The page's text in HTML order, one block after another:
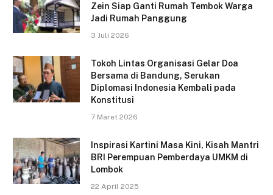
Zein Siap Ganti Rumah Tembok Warga
Jadi Rumah Panggung
3 Juli 2026
Tokoh Lintas Organisasi Gelar Doa
Bersama di Bandung, Serukan
Diplomasi Indonesia Kembali pada
Konstitusi
7 Maret 2026
Inspirasi Kartini Masa Kini, Kisah Mantri
BRI Perempuan Pemberdaya UMKM di
Lombok
22 April 2025